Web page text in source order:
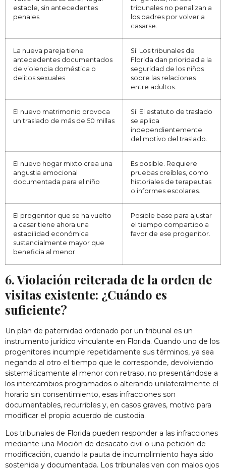
estable, sin antecedentes
penales
tribunales no penalizan a
los padres por volver a
casarse.
La nueva pareja tiene
antecedentes documentados
de violencia doméstica o
delitos sexuales
Sí. Los tribunales de
Florida dan prioridad a la
seguridad de los niños
sobre las relaciones
entre adultos.
El nuevo matrimonio provoca
un traslado de más de 50 millas
Sí. El estatuto de traslado
se aplica
independientemente
del motivo del traslado.
El nuevo hogar mixto crea una
angustia emocional
documentada para el niño
Es posible. Requiere
pruebas creíbles, como
historiales de terapeutas
o informes escolares.
El progenitor que se ha vuelto
a casar tiene ahora una
estabilidad económica
sustancialmente mayor que
beneficia al menor
Posible base para ajustar
el tiempo compartido a
favor de ese progenitor.
6. Violación reiterada de la orden de
visitas existente: ¿Cuándo es
suficiente?
Un plan de paternidad ordenado por un tribunal es un
instrumento jurídico vinculante en Florida. Cuando uno de los
progenitores incumple repetidamente sus términos, ya sea
negando al otro el tiempo que le corresponde, devolviendo
sistemáticamente al menor con retraso, no presentándose a
los intercambios programados o alterando unilateralmente el
horario sin consentimiento, esas infracciones son
documentables, recurribles y, en casos graves, motivo para
modificar el propio acuerdo de custodia.
Los tribunales de Florida pueden responder a las infracciones
mediante una Moción de desacato civil o una petición de
modificación, cuando la pauta de incumplimiento haya sido
sostenida y documentada. Los tribunales ven con malos ojos